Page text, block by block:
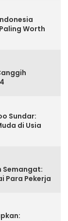
Worth
Sundar:
di Usia
Semangat:
Para Pekerja